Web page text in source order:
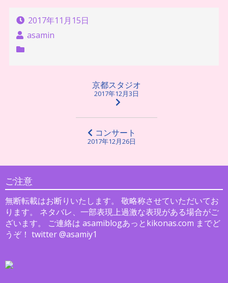
2017年11月15日
asamin
ー
シ
ョ
ン
京都スタジオ
2017年12月3日
コンサート
2017年12月26日
ご注意
無断転載はお断りいたします。 敬略称させていただいてお
ります。 ネタバレ、一部表現上過激な表現がある場合がご
ざいます。 ご連絡は asamiblogあっとkikonas.com までど
うぞ！ twitter @asamiy1